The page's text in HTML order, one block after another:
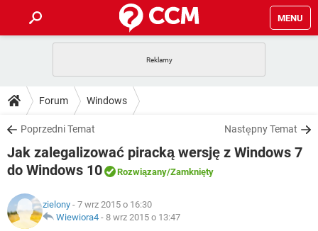
MENU
GRY
SPOTIFY
INSTAGRAM FACEBOOK
WINDOWS 10
PORADY
PlayStation
SPOTIFY
WINDOWS 10
DO POBRANIA
ANDROID TIKTOK
GRY WHATSAPP
IOS
INSTAGRAM
FORUM
GRY WHATSAPP
ARTYKUŁY
COVID-19
Forum Windows
Poprzedni Temat Następny Temat
Jak zalegalizować piracką wersję z Windows 7
do Windows 10
Rozwiązany/Zamknięty
zielony - 7 wrz 2015 o 16:30
Wiewiora4 - 8 wrz 2015 o 13:47